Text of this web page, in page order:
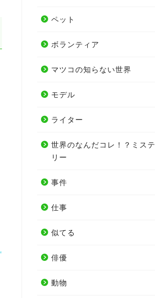
ペット
ボランティア
マツコの知らない世界
モデル
ライター
世界のなんだコレ！？ミステ
リー
事件
仕事
似てる
俳優
動物